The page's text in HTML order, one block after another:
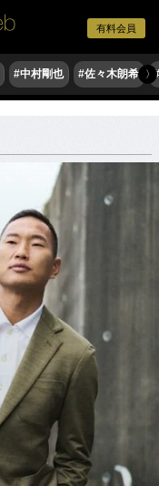
有料会員
#中村剛也 #佐々木朗希 〉